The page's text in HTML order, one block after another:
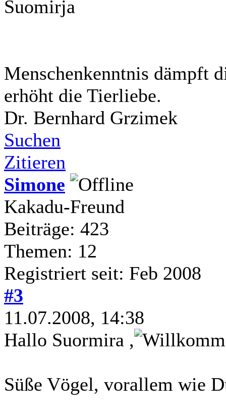
Suomirja
Menschenkenntnis dämpft
erhöht die Tierliebe.
Dr. Bernhard Grzimek
Suchen
Zitieren
Simone
Kakadu-Freund
Beiträge: 423
Themen: 12
Registriert seit: Feb 2008
#3
11.07.2008, 14:38
Hallo Suormira ,
Süße Vögel, vorallem wie